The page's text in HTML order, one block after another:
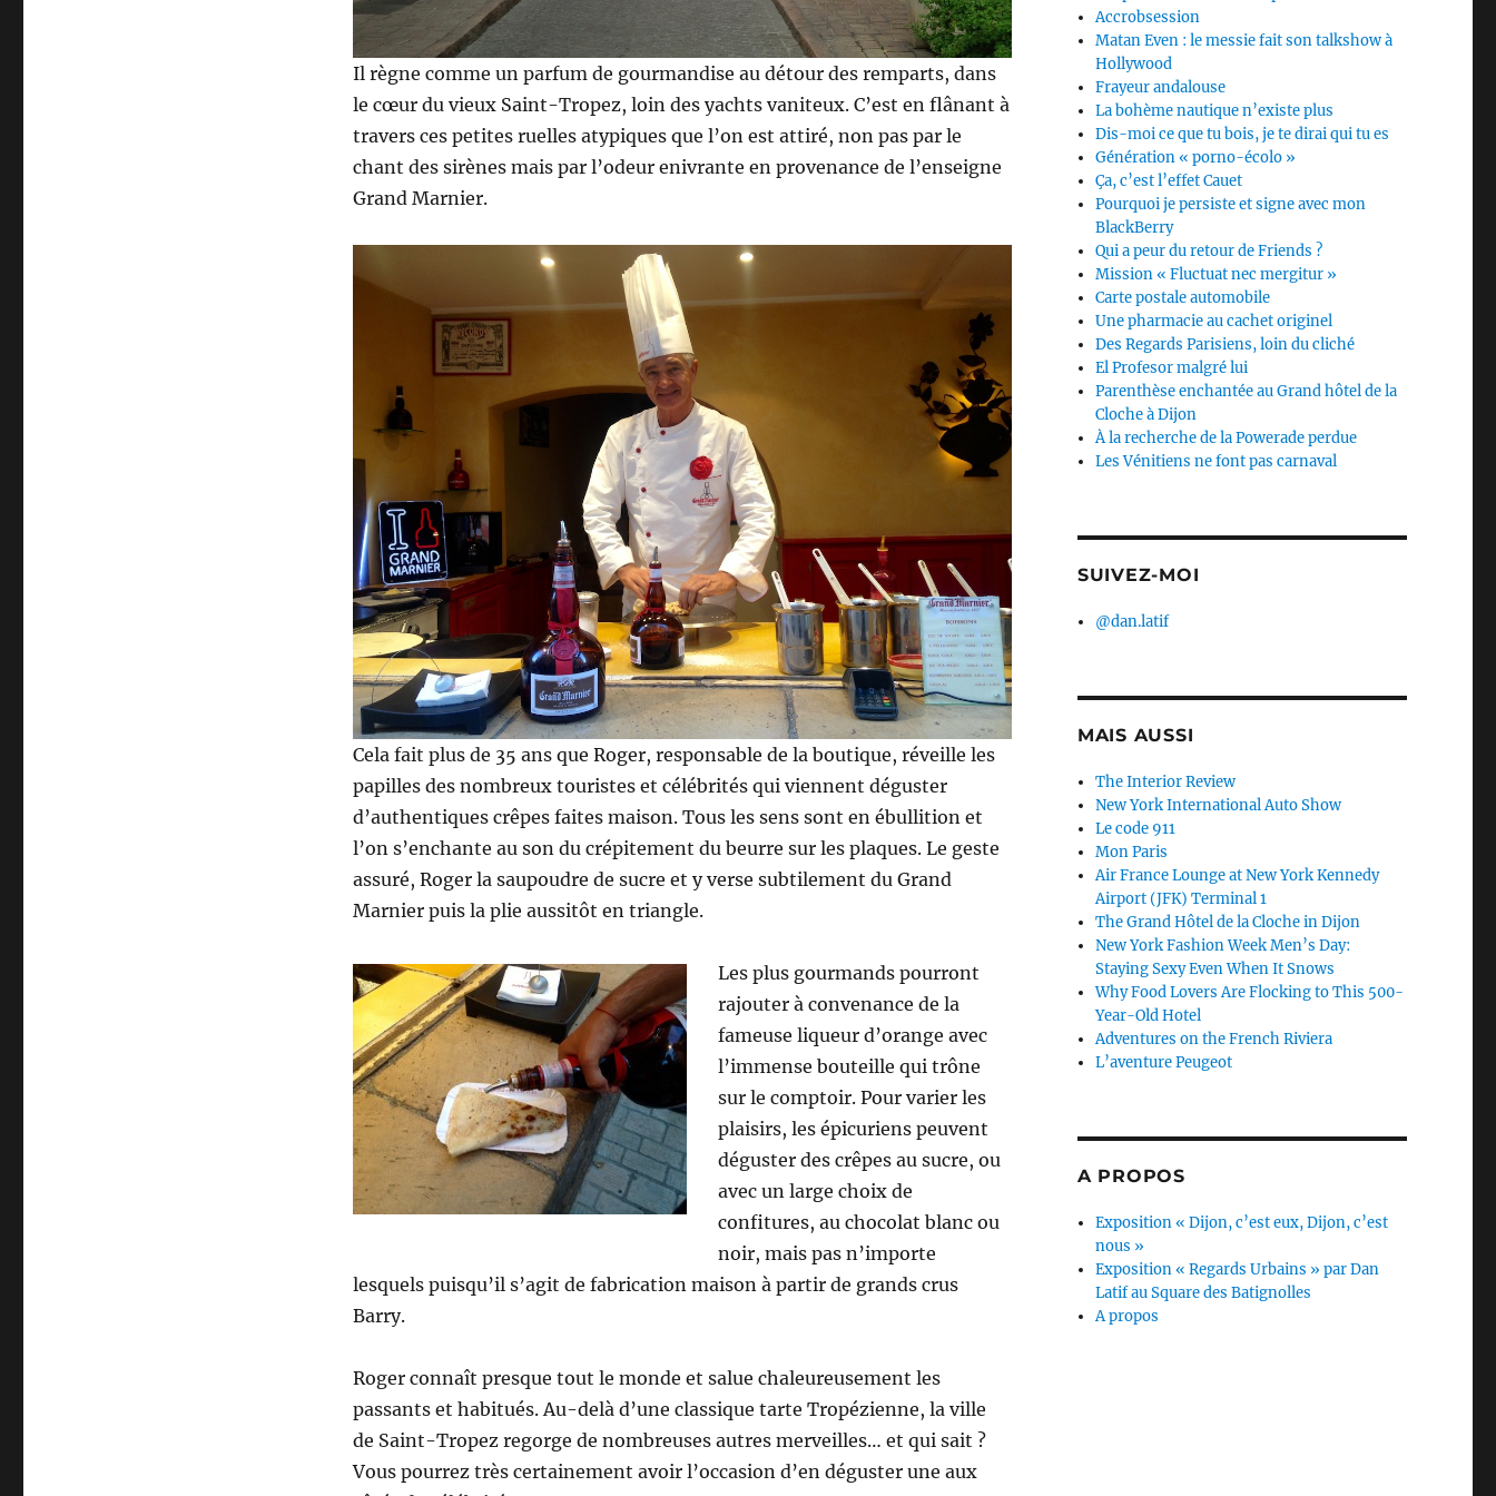
Il règne comme un parfum de gourmandise au détour des remparts, dans
le cœur du vieux Saint-Tropez, loin des yachts vaniteux. C’est en flânant à
travers ces petites ruelles atypiques que l’on est attiré, non pas par le
chant des sirènes mais par l’odeur enivrante en provenance de l’enseigne
Grand Marnier.
Cela fait plus de 35 ans que Roger, responsable de la boutique, réveille les
papilles des nombreux touristes et célébrités qui viennent déguster
d’authentiques crêpes faites maison. Tous les sens sont en ébullition et
l’on s’enchante au son du crépitement du beurre sur les plaques. Le geste
assuré, Roger la saupoudre de sucre et y verse subtilement du Grand
Marnier puis la plie aussitôt en triangle.
Les plus gourmands pourront
rajouter à convenance de la
fameuse liqueur d’orange avec
l’immense bouteille qui trône
sur le comptoir. Pour varier les
plaisirs, les épicuriens peuvent
déguster des crêpes au sucre, ou
avec un large choix de
confitures, au chocolat blanc ou
noir, mais pas n’importe
lesquels puisqu’il s’agit de fabrication maison à partir de grands crus
Barry.
Roger connaît presque tout le monde et salue chaleureusement les
passants et habitués. Au-delà d’une classique tarte Tropézienne, la ville
de Saint-Tropez regorge de nombreuses autres merveilles… et qui sait ?
Vous pourrez très certainement avoir l’occasion d’en déguster une aux
Accrobsession
Matan Even : le messie fait son talkshow à
Hollywood
Frayeur andalouse
La bohème nautique n’existe plus
Dis-moi ce que tu bois, je te dirai qui tu es
Génération « porno-écolo »
Ça, c’est l’effet Cauet
Pourquoi je persiste et signe avec mon
BlackBerry
Qui a peur du retour de Friends ?
Mission « Fluctuat nec mergitur »
Carte postale automobile
Une pharmacie au cachet originel
Des Regards Parisiens, loin du cliché
El Profesor malgré lui
Parenthèse enchantée au Grand hôtel de la
Cloche à Dijon
À la recherche de la Powerade perdue
Les Vénitiens ne font pas carnaval
SUIVEZ-MOI
@dan.latif
MAIS AUSSI
The Interior Review
New York International Auto Show
Le code 911
Mon Paris
Air France Lounge at New York Kennedy
Airport (JFK) Terminal 1
The Grand Hôtel de la Cloche in Dijon
New York Fashion Week Men’s Day:
Staying Sexy Even When It Snows
Why Food Lovers Are Flocking to This 500-
Year-Old Hotel
Adventures on the French Riviera
L’aventure Peugeot
A PROPOS
Exposition « Dijon, c’est eux, Dijon, c’est
nous »
Exposition « Regards Urbains » par Dan
Latif au Square des Batignolles
A propos